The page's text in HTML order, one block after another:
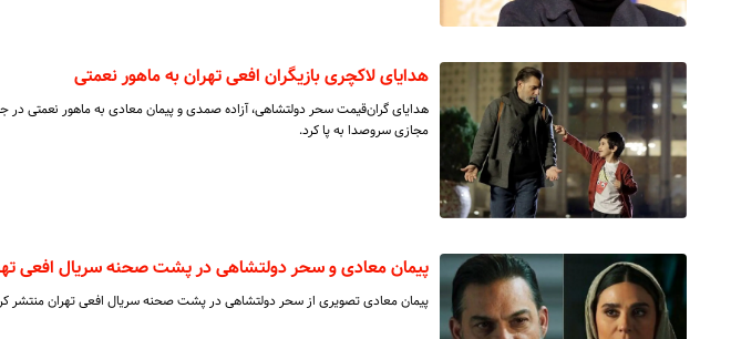
هدایای لاکچری بازیگران افعی تهران به ماهور نعمتی
هدایای گران‌قیمت سحر دولتشاهی، آزاده صمدی و پیمان معادی به ماهور نعمتی
مجازی سروصدا به پا کرد.
پیمان معادی و سحر دولتشاهی در پشت صحنه سریال افعی
پیمان معادی تصویری از سحر دولتشاهی در پشت صحنه سریال افعی تهران منتشر